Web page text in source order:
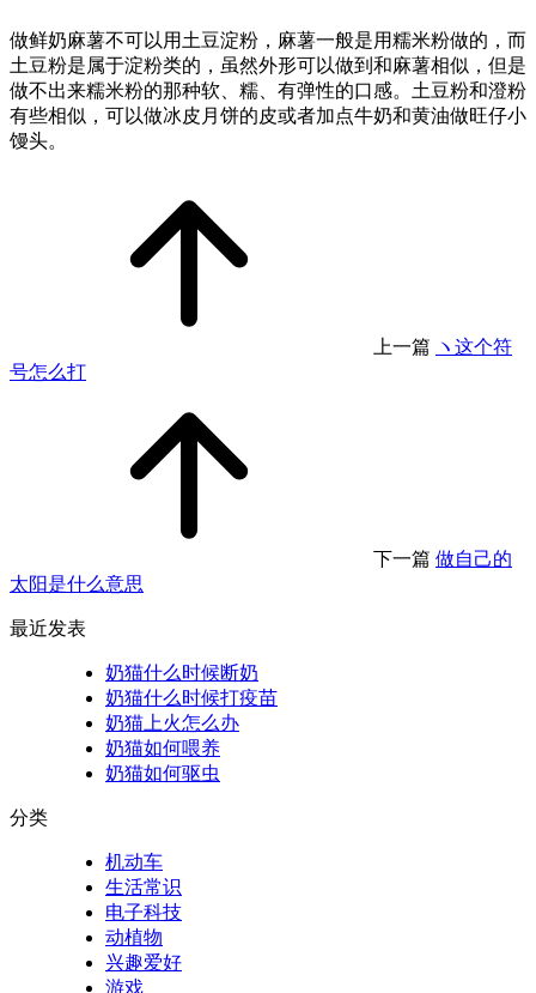
做鲜奶麻薯不可以用土豆淀粉，麻薯一般是用糯米粉做的，而
土豆粉是属于淀粉类的，虽然外形可以做到和麻薯相似，但是
做不出来糯米粉的那种软、糯、有弹性的口感。土豆粉和澄粉
有些相似，可以做冰皮月饼的皮或者加点牛奶和黄油做旺仔小
馒头。
上一篇 ヽ这个符
号怎么打
下一篇 做自己的
太阳是什么意思
最近发表
奶猫什么时候断奶
奶猫什么时候打疫苗
奶猫上火怎么办
奶猫如何喂养
奶猫如何驱虫
分类
机动车
生活常识
电子科技
动植物
兴趣爱好
游戏